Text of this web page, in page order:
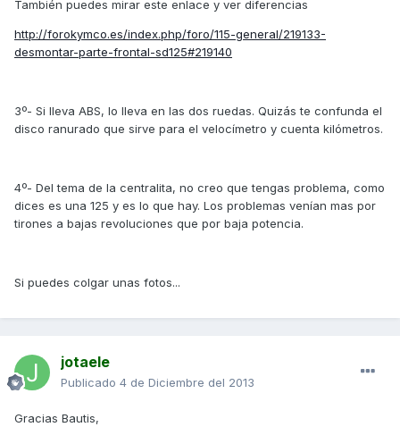
También puedes mirar este enlace y ver diferencias
http://forokymco.es/index.php/foro/115-general/219133-
desmontar-parte-frontal-sd125#219140
3º- Si lleva ABS, lo lleva en las dos ruedas. Quizás te confunda el
disco ranurado que sirve para el velocímetro y cuenta kilómetros.
4º- Del tema de la centralita, no creo que tengas problema, como
dices es una 125 y es lo que hay. Los problemas venían mas por
tirones a bajas revoluciones que por baja potencia.
Si puedes colgar unas fotos...
jotaele
Publicado 4 de Diciembre del 2013
Gracias Bautis,